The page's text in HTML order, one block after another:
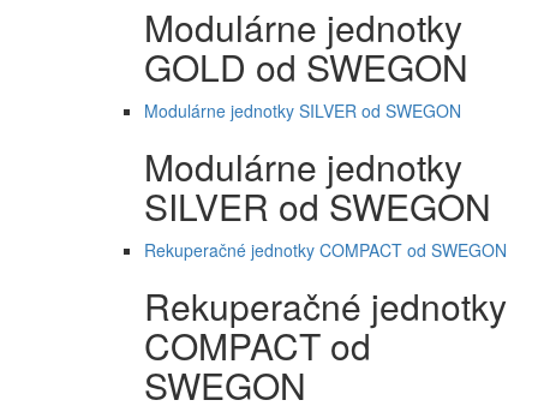
Modulárne jednotky
GOLD od SWEGON
Modulárne jednotky SILVER od SWEGON
Modulárne jednotky
SILVER od SWEGON
Rekuperačné jednotky COMPACT od SWEGON
Rekuperačné jednotky
COMPACT od
SWEGON